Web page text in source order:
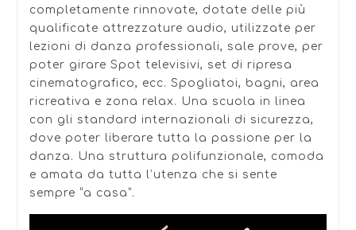
completamente rinnovate, dotate delle più
qualificate attrezzature audio, utilizzate per
lezioni di danza professionali, sale prove, per
poter girare Spot televisivi, set di ripresa
cinematografico, ecc. Spogliatoi, bagni, area
ricreativa e zona relax. Una scuola in linea
con gli standard internazionali di sicurezza,
dove poter liberare tutta la passione per la
danza. Una struttura polifunzionale, comoda
e amata da tutta l’utenza che si sente
sempre “a casa”.